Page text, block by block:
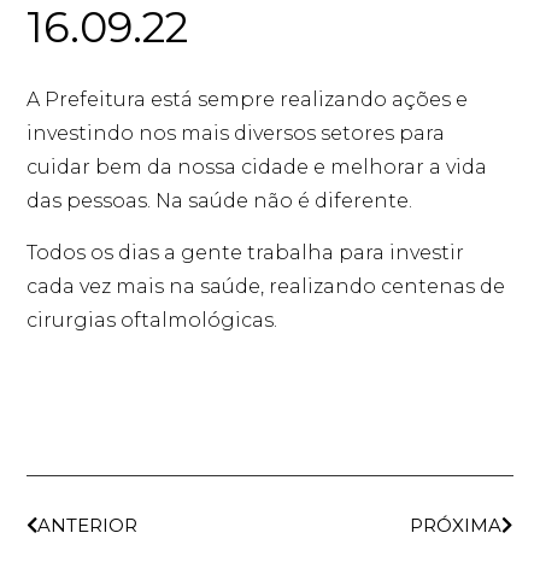
16.09.22
A Prefeitura está sempre realizando ações e
investindo nos mais diversos setores para
cuidar bem da nossa cidade e melhorar a vida
das pessoas. Na saúde não é diferente.
Todos os dias a gente trabalha para investir
cada vez mais na saúde, realizando centenas de
cirurgias oftalmológicas.
ANTERIOR PRÓXIMA